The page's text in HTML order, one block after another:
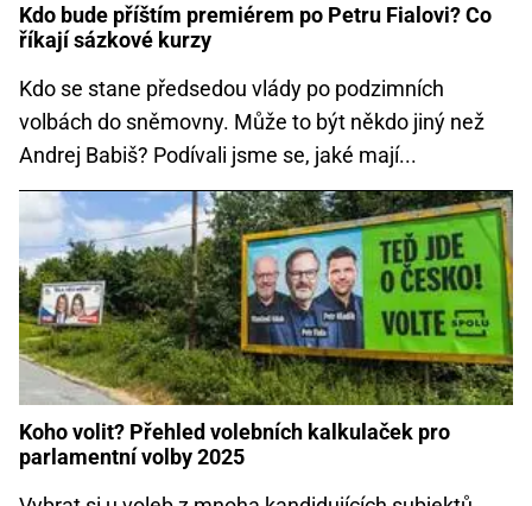
Kdo bude příštím premiérem po Petru Fialovi? Co
říkají sázkové kurzy
Kdo se stane předsedou vlády po podzimních
volbách do sněmovny. Může to být někdo jiný než
Andrej Babiš? Podívali jsme se, jaké mají...
Koho volit? Přehled volebních kalkulaček pro
parlamentní volby 2025